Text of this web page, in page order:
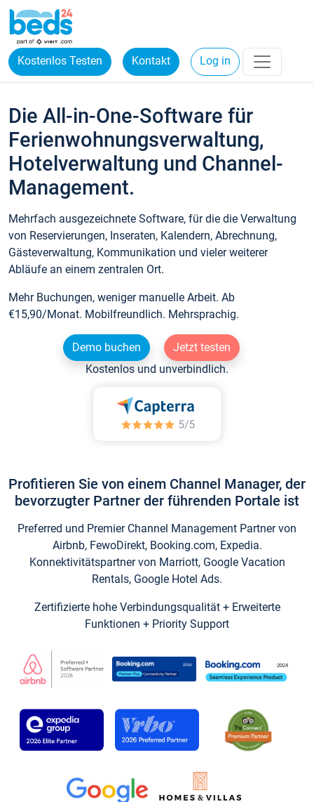
Kostenlos Testen Kontakt Log in
Die All-in-One-Software für
Ferienwohnungsverwaltung,
Hotelverwaltung und Channel-
Management.
Mehrfach ausgezeichnete Software, für die die Verwaltung
von Reservierungen, Inseraten, Kalendern, Abrechnung,
Gästeverwaltung, Kommunikation und vieler weiterer
Abläufe an einem zentralen Ort.
Mehr Buchungen, weniger manuelle Arbeit. Ab
€15,90/Monat. Mobilfreundlich. Mehrsprachig.
Demo buchen
Jetzt testen
Kostenlos und unverbindlich.
Profitieren Sie von einem Channel Manager, der
bevorzugter Partner der führenden Portale ist
Preferred und Premier Channel Management Partner von
Airbnb, FewoDirekt, Booking.com, Expedia.
Konnektivitätspartner von Marriott, Google Vacation
Rentals, Google Hotel Ads.
Zertifizierte hohe Verbindungsqualität + Erweiterte
Funktionen + Priority Support